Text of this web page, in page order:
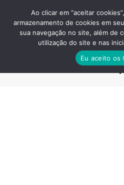
NOVA VILA
Ao clicar em “aceitar
armazenamento de cookies em
sua navegação no site, além de
utilização do site e nas
Eu aceito os